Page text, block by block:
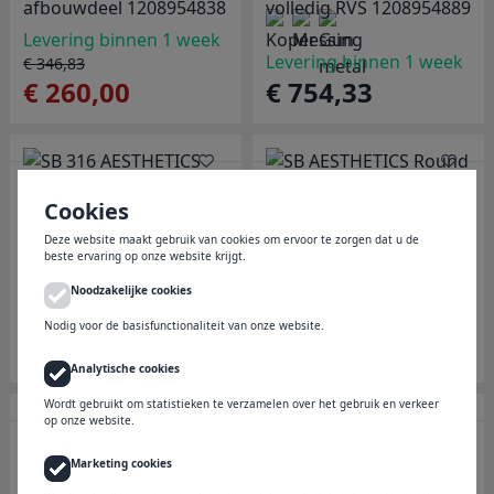
knoppen volledig RVS
afbouwdeel 1208954838
Levering binnen 1 week
€ 346,83
€ 260,00
uitgang / stopkraan
volledig RVS 1208954889
Levering binnen 1 week
€ 754,33
Round Inbouw
thermostaatkraan met 1
uitgang / stopkraan
PVD goud geborsteld
1208954895
Levering binnen 1 week
€ 868,30
thermostaatkraan met 1
Levering binnen 1 week
Round Inbouw
Cookies
Deze website maakt gebruik van cookies om ervoor te zorgen dat u de
beste ervaring op onze website krijgt.
Noodzakelijke cookies
Nodig voor de basisfunctionaliteit van onze website.
Analytische cookies
Wordt gebruikt om statistieken te verzamelen over het gebruik en verkeer
op onze website.
Marketing cookies